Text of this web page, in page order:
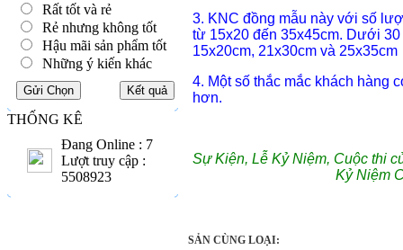
Rất tốt và rẻ
Rẻ nhưng không tốt
Hậu mãi sản phẩm tốt
Những ý kiến khác
THỐNG KÊ
Đang Online : 7
Lượt truy cập :
5508923
3. KNC đồng mẫu này với số
từ 15x20 đến 35x45cm. Dưới
15x20cm, 21x30cm và 25x35cm
4. Một số thắc mắc khách hàng
hơn.
Sự Kiện, Lễ Kỷ Niệm, Cuộc thi
Kỷ Niệm
SẢN CÙNG LOẠI: